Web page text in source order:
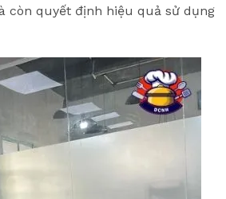
còn quyết định hiệu quả sử dụng